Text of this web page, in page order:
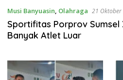
Musi Banyuasin Olahraga 21
Sportifitas Porprov Sumsel
Banyak Atlet Luar